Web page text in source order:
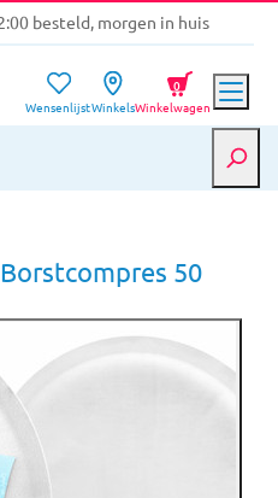
besteld, morgen in huis
vanaf €39,-
besteld, morgen in huis
WensenlijstWinkelsWinkelwagen
0
50